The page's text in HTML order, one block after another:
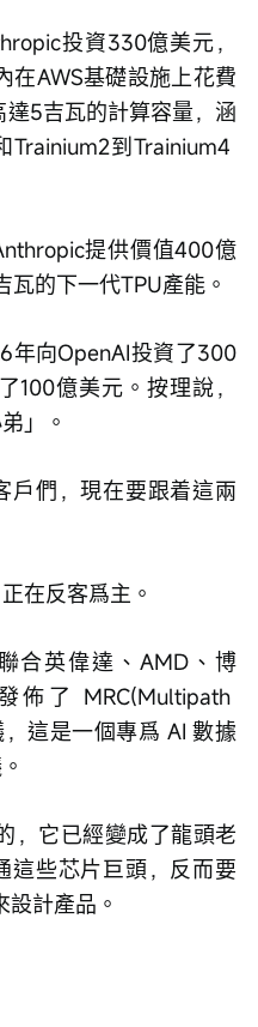
投資330億美元，
在AWS基礎設施上花費
5吉瓦的計算容量，涵
Trainium2到Trainium4
提供價值400億
的下一代TPU產能。
年向OpenAI投資了300
100億美元。按理說，
」。
戶們，現在要跟着這兩
在反客爲主。
合英偉達、AMD、博
佈了 MRC(Multipath
這是一個專爲 AI 數據
，它已經變成了龍頭老
這些芯片巨頭，反而要
計產品。